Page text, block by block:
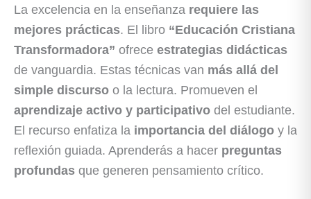
La excelencia en la enseñanza requiere las
mejores prácticas. El libro “Educación Cristiana
Transformadora” ofrece estrategias didácticas
de vanguardia. Estas técnicas van más allá del
simple discurso o la lectura. Promueven el
aprendizaje activo y participativo del estudiante.
El recurso enfatiza la importancia del diálogo y la
reflexión guiada. Aprenderás a hacer preguntas
profundas que generen pensamiento crítico.